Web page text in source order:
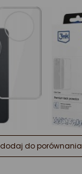
dodaj do porównania